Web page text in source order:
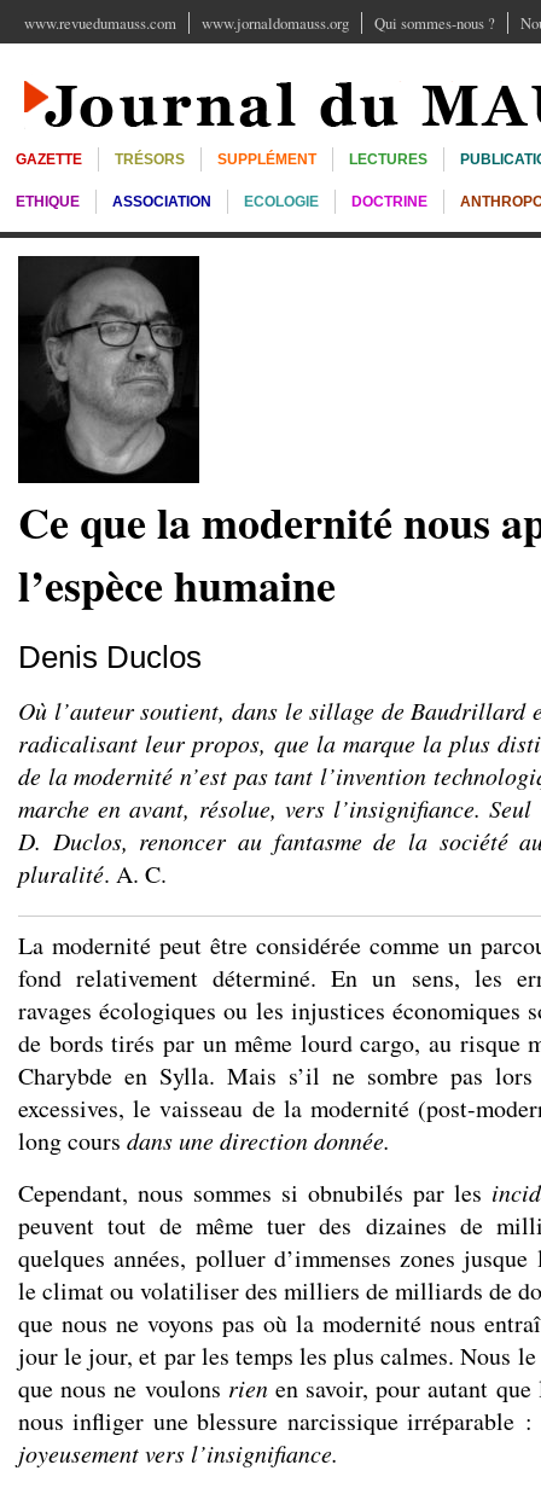
www.revuedumauss.com www.jornaldomauss.org Qui sommes-nous ?
GAZETTE TRÉSORS SUPPLÉMENT LECTURES
ETHIQUE ASSOCIATION ECOLOGIE DOCTRINE
Ce que la modernité nous
l’espèce humaine
Denis Duclos
Où l’auteur soutient, dans le sillage de Baudrillard
radicalisant leur propos, que la marque la plus
de la modernité n’est pas tant l’invention
marche en avant, résolue, vers l’insignifiance.
D. Duclos, renoncer au fantasme de la société
pluralité. A. C.
La modernité peut être considérée comme un
fond relativement déterminé. En un sens, les
ravages écologiques ou les injustices économiques
de bords tirés par un même lourd cargo, au risque
Charybde en Sylla. Mais s’il ne sombre pas lors
excessives, le vaisseau de la modernité (post-
long cours dans une direction donnée.
Cependant, nous sommes si obnubilés par les
peuvent tout de même tuer des dizaines de
quelques années, polluer d’immenses zones
le climat ou volatiliser des milliers de milliards de
que nous ne voyons pas où la modernité nous
jour le jour, et par les temps les plus calmes. Nous le
que nous ne voulons rienen savoir, pour autant
nous infliger une blessure narcissique irréparable :
joyeusement vers l’insignifiance.